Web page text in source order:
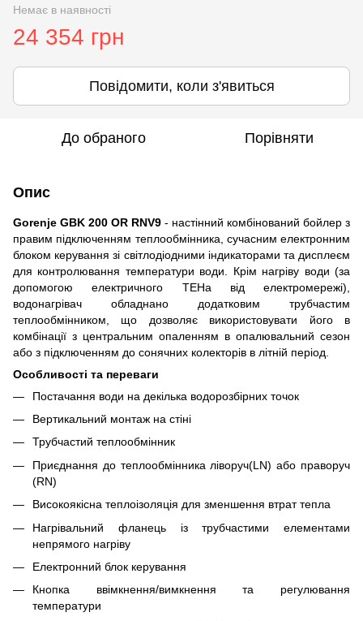
Немає в наявності
24 354 грн
Повідомити, коли з'явиться
До обраного Порівняти
Опис
Gorenje GBK 200 OR RNV9 - настінний комбінований бойлер з
правим підключенням теплообмінника, сучасним електронним
блоком керування зі світлодіодними індикаторами та дисплеєм
для контролювання температури води. Крім нагріву води (за
допомогою електричного ТЕНа від електромережі),
водонагрівач обладнано додатковим трубчастим
теплообмінником, що дозволяє використовувати його в
комбінації з центральним опаленням в опалювальний сезон
або з підключенням до сонячних колекторів в літній період.
Особливості та переваги
Постачання води на декілька водорозбірних точок
Вертикальний монтаж на стіні
Трубчастий теплообмінник
Приєднання до теплообмінника ліворуч(LN) або праворуч
(RN)
Високоякісна теплоізоляція для зменшення втрат тепла
Нагрівальний фланець із трубчастими елементами
непрямого нагріву
Електронний блок керування
Кнопка ввімкнення/вимкнення та регулювання
температури